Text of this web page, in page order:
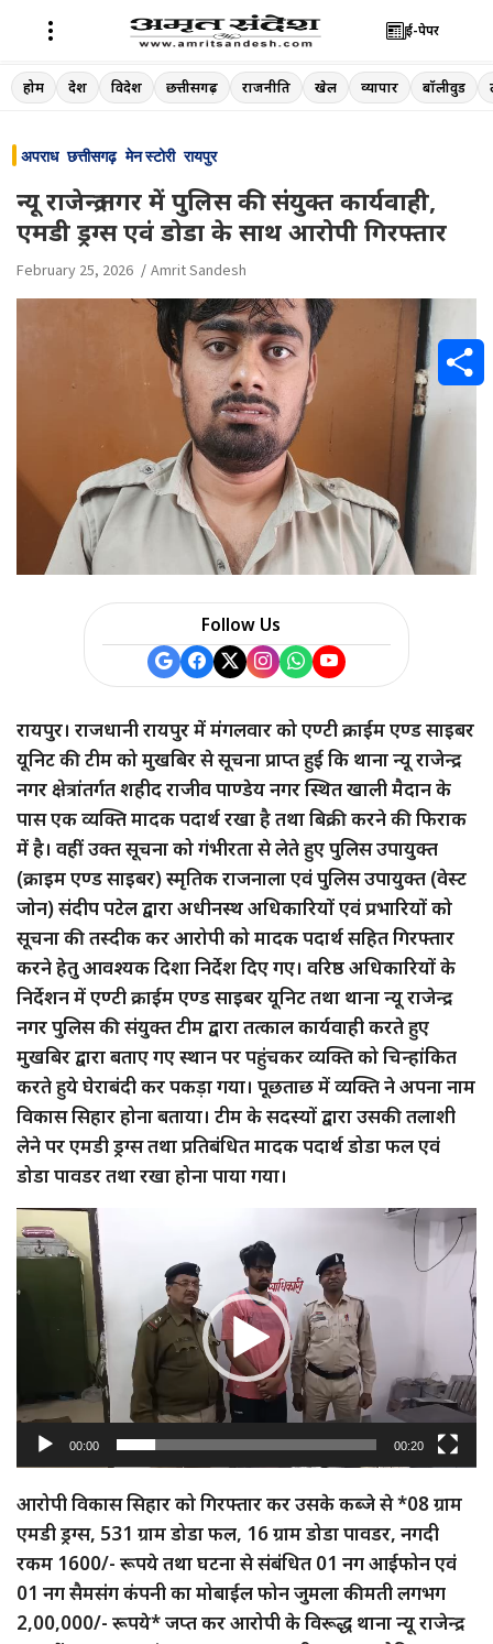
Skip
to
ई-पेपर
होम देश विदेश छत्तीसगढ़ राजनीति खेल व्यापार बॉलीवुड
अपराध छत्तीसगढ़ मेन स्टोरी रायपुर
न्यू राजेन्द्र नगर में पुलिस की संयुक्त कार्यवाही,
एमडी ड्रग्स एवं डोडा के साथ आरोपी गिरफ्तार
February 25, 2026 Amrit Sandesh
Follow Us
रायपुर। राजधानी रायपुर में मंगलवार को एण्टी क्राईम एण्ड साइबर
यूनिट की टीम को मुखबिर से सूचना प्राप्त हुई कि थाना न्यू राजेन्द्र
नगर क्षेत्रांतर्गत शहीद राजीव पाण्डेय नगर स्थित खाली मैदान के
पास एक व्यक्ति मादक पदार्थ रखा है तथा बिक्री करने की फिराक
में है। वहीं उक्त सूचना को गंभीरता से लेते हुए पुलिस उपायुक्त
(क्राइम एण्ड साइबर) स्मृतिक राजनाला एवं पुलिस उपायुक्त (वेस्ट
जोन) संदीप पटेल द्वारा अधीनस्थ अधिकारियों एवं प्रभारियों को
सूचना की तस्दीक कर आरोपी को मादक पदार्थ सहित गिरफ्तार
करने हेतु आवश्यक दिशा निर्देश दिए गए। वरिष्ठ अधिकारियों के
निर्देशन में एण्टी क्राईम एण्ड साइबर यूनिट तथा थाना न्यू राजेन्द्र
नगर पुलिस की संयुक्त टीम द्वारा तत्काल कार्यवाही करते हुए
मुखबिर द्वारा बताए गए स्थान पर पहुंचकर व्यक्ति को चिन्हांकित
करते हुये घेराबंदी कर पकड़ा गया। पूछताछ में व्यक्ति ने अपना नाम
विकास सिहार होना बताया। टीम के सदस्यों द्वारा उसकी तलाशी
लेने पर एमडी ड्रग्स तथा प्रतिबंधित मादक पदार्थ डोडा फल एवं
डोडा पावडर तथा रखा होना पाया गया।
Video
Player
00:00 00:20
आरोपी विकास सिहार को गिरफ्तार कर उसके कब्जे से *08 ग्राम
एमडी ड्रग्स, 531 ग्राम डोडा फल, 16 ग्राम डोडा पावडर, नगदी
रकम 1600/- रूपये तथा घटना से संबंधित 01 नग आईफोन एवं
01 नग सैमसंग कंपनी का मोबाईल फोन जुमला कीमती लगभग
2,00,000/- रूपये* जप्त कर आरोपी के विरूद्ध थाना न्यू राजेन्द्र